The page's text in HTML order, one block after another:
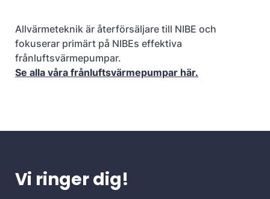
Allvärmeteknik är återförsäljare till NIBE och
fokuserar primärt på NIBEs effektiva
frånluftsvärmepumpar.
Se alla våra frånluftsvärmepumpar här.
Vi ringer dig!